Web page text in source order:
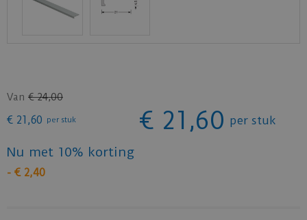
Van € 24,00
€ 21 ,60 per stuk € 21 ,60 per stuk
Nu met 10% korting
- € 2,40